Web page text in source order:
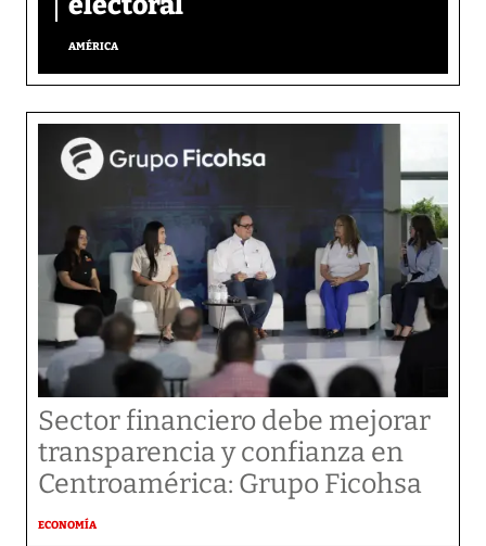
AMÉRICA
Sector financiero debe mejorar
transparencia y confianza en
Centroamérica: Grupo Ficohsa
ECONOMÍA